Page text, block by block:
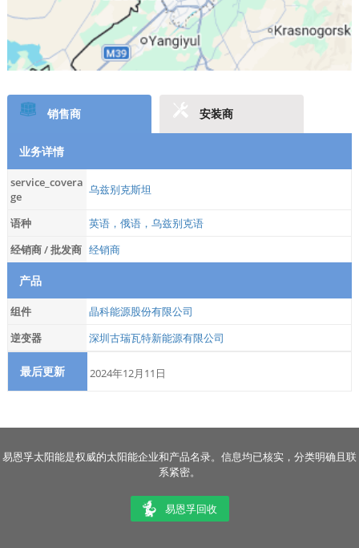
销售商 安装商
业务详情
service_covera
ge
乌兹别克斯坦
语种
英语，俄语，乌兹别克语
经销商 / 批发商 经销商
产品
组件
晶科能源股份有限公司
逆变器
深圳古瑞瓦特新能源有限公司
最后更新 2024年12月11日
易恩孚太阳能是权威的太阳能企业和产品名录。信息均已核实，分类明确且联
系紧密。
易恩孚回收